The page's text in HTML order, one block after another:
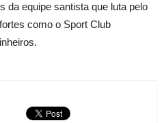
da equipe santista que luta pelo
como o Sport Club